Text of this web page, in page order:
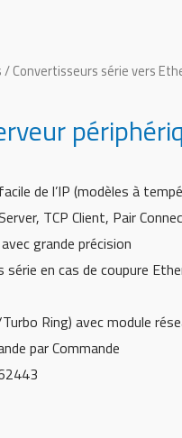
/Convertisseurs série vers
de l’IP (modèles à
TCP Client, Pair
grande précision
en cas de coupure
Ring) avec module
par Commande